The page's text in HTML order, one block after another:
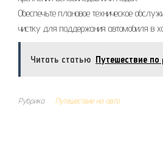
Обеспечьте плановое техническое
чистку для поддержания автомобиля в
Читать статью Путешествие по
Рубрика Путешествие на авто